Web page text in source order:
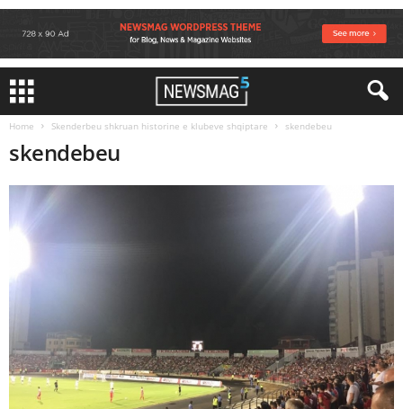
Home Skenderbeu shkruan historine e klubeve shqiptare skendebeu
skendebeu